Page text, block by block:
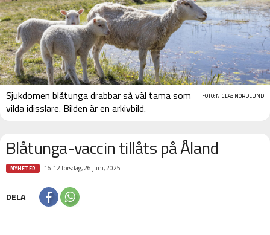
FOTO: NICLAS NORDLUND
Sjukdomen blåtunga drabbar så väl tama som
vilda idisslare. Bilden är en arkivbild.
Blåtunga-vaccin tillåts på Åland
NYHETER 16:12 torsdag, 26 juni, 2025
DELA